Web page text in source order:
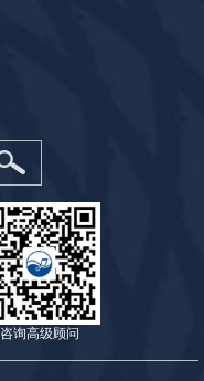
咨询高级顾问